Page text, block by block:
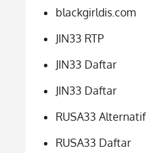
blackgirldis.com
JIN33 RTP
JIN33 Daftar
JIN33 Daftar
RUSA33 Alternatif
RUSA33 Daftar